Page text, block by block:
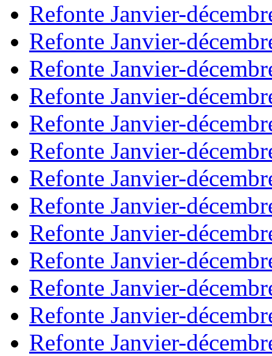
Refonte Janvier-
Refonte Janvier-
Refonte Janvier-
Refonte Janvier-
Refonte Janvier-
Refonte Janvier-
Refonte Janvier-
Refonte Janvier-
Refonte Janvier-
Refonte Janvier-
Refonte Janvier-
Refonte Janvier-
Refonte Janvier-